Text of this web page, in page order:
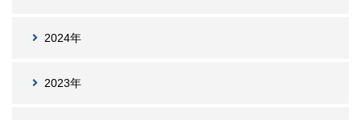
2024年
2023年